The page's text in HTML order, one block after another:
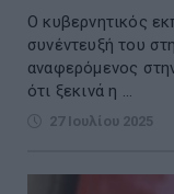
Ο κυβερνητικός
συνέντευξή του
αναφερόμενος
ότι ξεκινά η ...
27 Ιουλίου 2025